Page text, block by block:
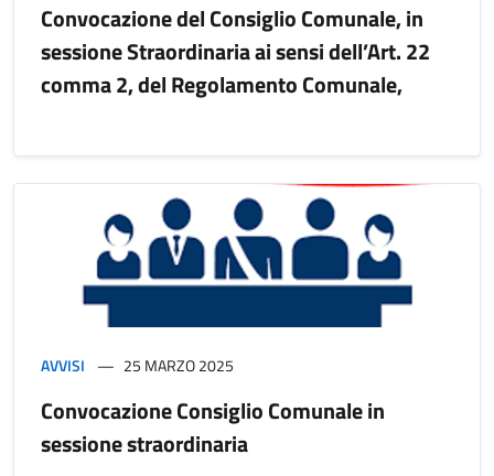
Convocazione del Consiglio Comunale, in
sessione Straordinaria ai sensi dell’Art. 22
comma 2, del Regolamento Comunale,
AVVISI 25 MARZO 2025
Convocazione Consiglio Comunale in
sessione straordinaria